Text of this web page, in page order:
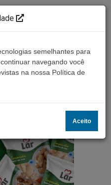
semelhantes para
navegando você
na nossa Política de
Aceito